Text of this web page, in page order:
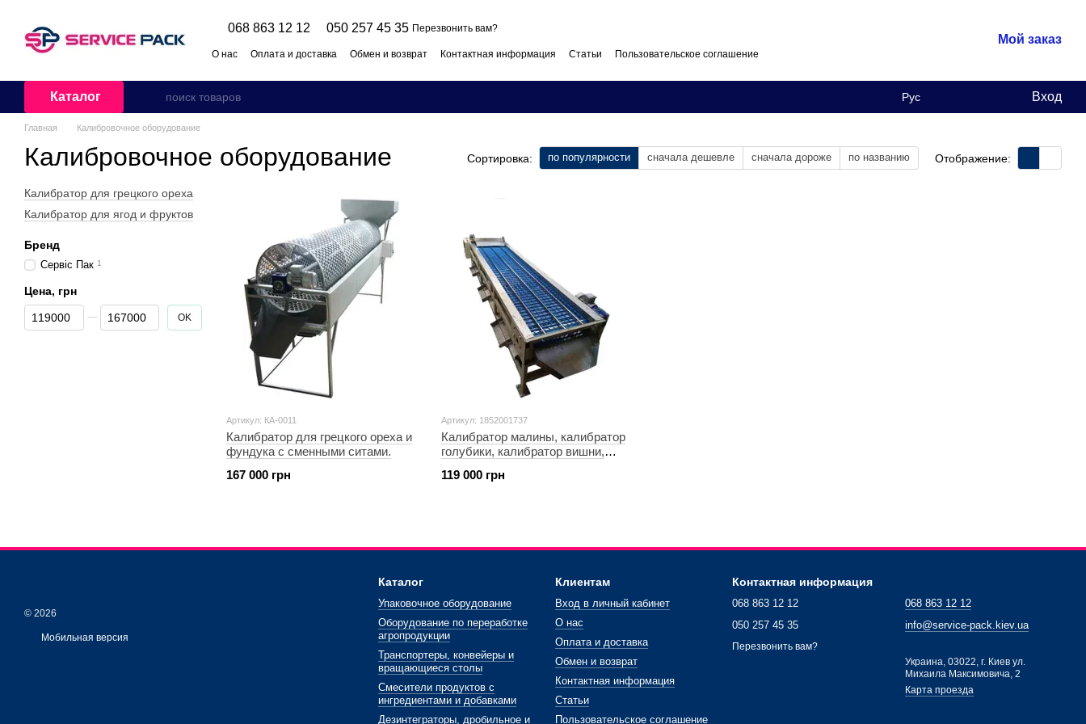
068 863 12 12 050 257 45 35 Перезвонить вам?
О нас Оплата и доставка Обмен и возврат Контактная информация Статьи Пользовательское соглашение
Мой заказ
Каталог Рус Вход
Главная Калибровочное оборудование
Калибровочное оборудование Сортировка: по популярности сначала дешевле сначала дороже по названию Отображение:
Артикул: КА-0011
Калибратор для грецкого ореха и
фундука с сменными ситами.
167 000 грн
Артикул: 1852001737
Калибратор малины, калибратор
голубики, калибратор вишни,
119 000 грн
Калибратор для грецкого ореха
Калибратор для ягод и фруктов
Бренд
Сервіс Пак 1
Цена, грн
От Цена, грн
До Цена, грн OK
© 2026
Мобильная версия
Каталог
Упаковочное оборудование
Оборудование по переработке
агропродукции
Транспортеры, конвейеры и
вращающиеся столы
Смесители продуктов с
ингредиентами и добавками
Дезинтеграторы, дробильное и
Клиентам
Вход в личный кабинет
О нас
Оплата и доставка
Обмен и возврат
Контактная информация
Статьи
Пользовательское соглашение
Контактная информация
068 863 12 12
050 257 45 35
Перезвонить вам?
068 863 12 12
info@service-pack.kiev.ua
Украина, 03022, г. Киев ул.
Михаила Максимовича, 2
Карта проезда